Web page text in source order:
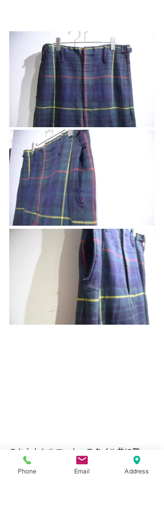
こちらもシルエット、スタイル共に整っ
た個体です。
Phone Email Address